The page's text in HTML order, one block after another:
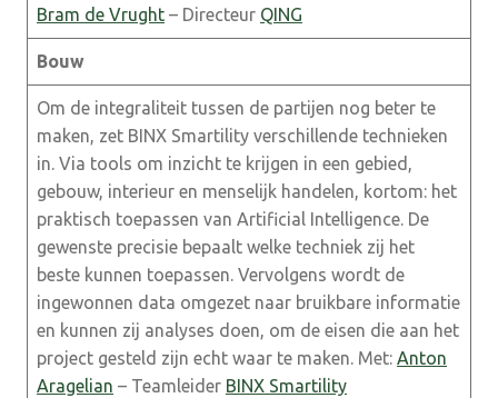
Bram de Vrught – Directeur QING
Bouw
Om de integraliteit tussen de partijen nog beter te
maken, zet BINX Smartility verschillende technieken
in. Via tools om inzicht te krijgen in een gebied,
gebouw, interieur en menselijk handelen, kortom: het
praktisch toepassen van Artificial Intelligence. De
gewenste precisie bepaalt welke techniek zij het
beste kunnen toepassen. Vervolgens wordt de
ingewonnen data omgezet naar bruikbare informatie
en kunnen zij analyses doen, om de eisen die aan het
project gesteld zijn echt waar te maken. Met: Anton
Aragelian – Teamleider BINX Smartility